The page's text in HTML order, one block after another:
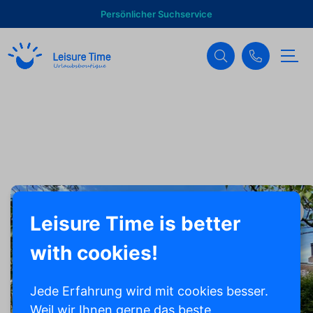
Persönlicher Suchservice
Leisure Time is better
with cookies!
Jede Erfahrung wird mit cookies besser.
Weil wir Ihnen gerne das beste